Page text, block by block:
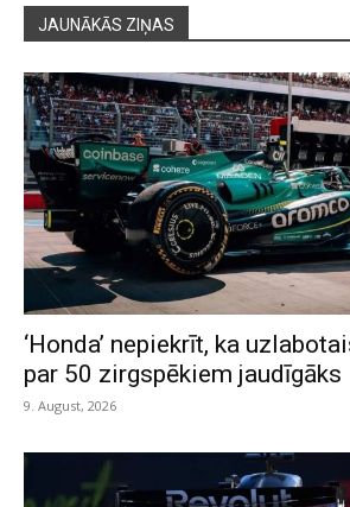
JAUNĀKĀS ZIŅAS
‘Honda’ nepiekrīt, ka
par 50 zirgspēkiem jaudīgāks
9. August, 2026